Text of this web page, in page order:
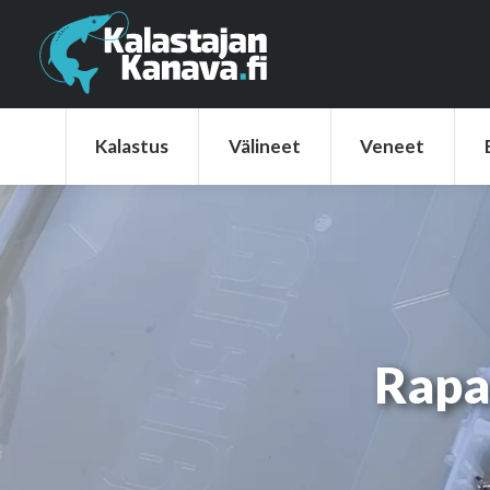
Kalastus Välineet Veneet
Kalastus Välineet